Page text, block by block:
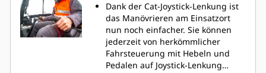
Dank der Cat-Joystick-Lenkung ist
das Manövrieren am Einsatzort
nun noch einfacher. Sie können
jederzeit von herkömmlicher
Fahrsteuerung mit Hebeln und
Pedalen auf Joystick-Lenkung